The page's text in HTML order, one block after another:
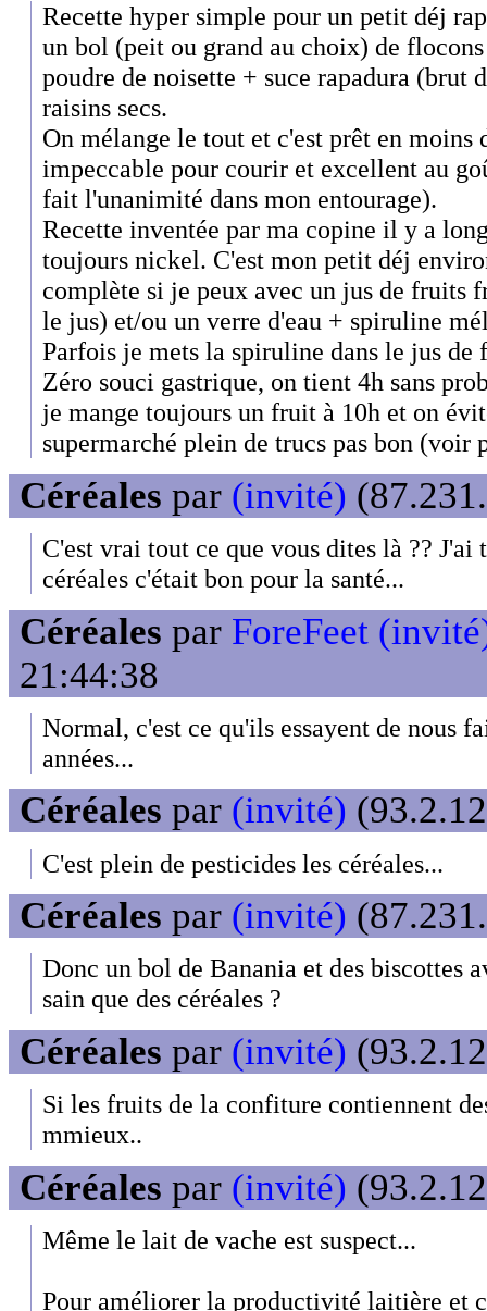
Recette hyper simple pour un petit déj
un bol (peit ou grand au choix) de
poudre de noisette + suce rapadura (brut
raisins secs.
On mélange le tout et c'est prêt en moins
impeccable pour courir et excellent au
fait l'unanimité dans mon entourage).
Recette inventée par ma copine il y a
toujours nickel. C'est mon petit déj
complète si je peux avec un jus de fruits
le jus) et/ou un verre d'eau + spiruline
Parfois je mets la spiruline dans le jus de
Zéro souci gastrique, on tient 4h sans
je mange toujours un fruit à 10h et on
supermarché plein de trucs pas bon (voir
Céréales par (invité)
C'est vrai tout ce que vous dites là ?? J'ai
céréales c'était bon pour la santé...
Céréales par ForeFeet
21:44:38
Normal, c'est ce qu'ils essayent de nous
années...
Céréales par (invité)
C'est plein de pesticides les céréales...
Céréales par (invité)
Donc un bol de Banania et des biscottes
sain que des céréales ?
Céréales par (invité)
Si les fruits de la confiture contiennent
mmieux..
Céréales par (invité)
Même le lait de vache est suspect...
Pour améliorer la productivité laitière et